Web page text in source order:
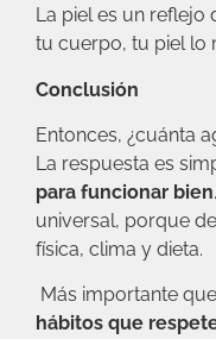
La piel es un reflejo
tu cuerpo, tu piel lo
Conclusión
Entonces, ¿cuánta
La respuesta es
para funcionar bien
universal, porque
física, clima y dieta.
Más importante
hábitos que